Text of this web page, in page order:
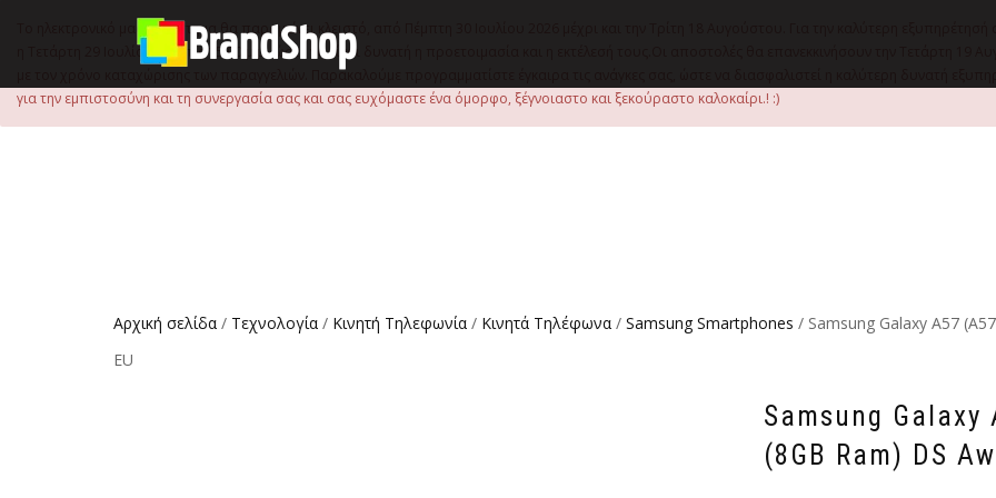
Το ηλεκτρονικό μας κατάστημα θα παραμείνει κλειστό, από Πέμπτη 30 Ιουλίου 2026 μέχρι και την Τρίτη 18 Αυγούστου. Για την καλύτερη
η Τετάρτη 29 Ιουλίου, έως τις 15:00 μ.μ., ώστε να είναι δυνατή η προετοιμασία και η εκτέλεσή τους.Οι αποστολές θα επανεκκινήσουν την Τετάρτη
με τον χρόνο καταχώρισης των παραγγελιών. Παρακαλούμε προγραμματίστε έγκαιρα τις ανάγκες σας, ώστε να διασφαλιστεί η καλύτερη δυνατή
για την εμπιστοσύνη και τη συνεργασία σας και σας ευχόμαστε ένα όμορφο, ξέγνοιαστο και ξεκούραστο καλοκαίρι.! :)
Αρχική σελίδα / Τεχνολογία / Κινητή Τηλεφωνία / Κινητά Τηλέφωνα / Samsung Smartphones / Samsung Galaxy A57
EU
Samsung Galaxy
(8GB Ram) DS